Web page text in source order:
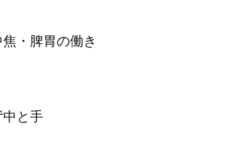
焦・脾胃の働き
中と手